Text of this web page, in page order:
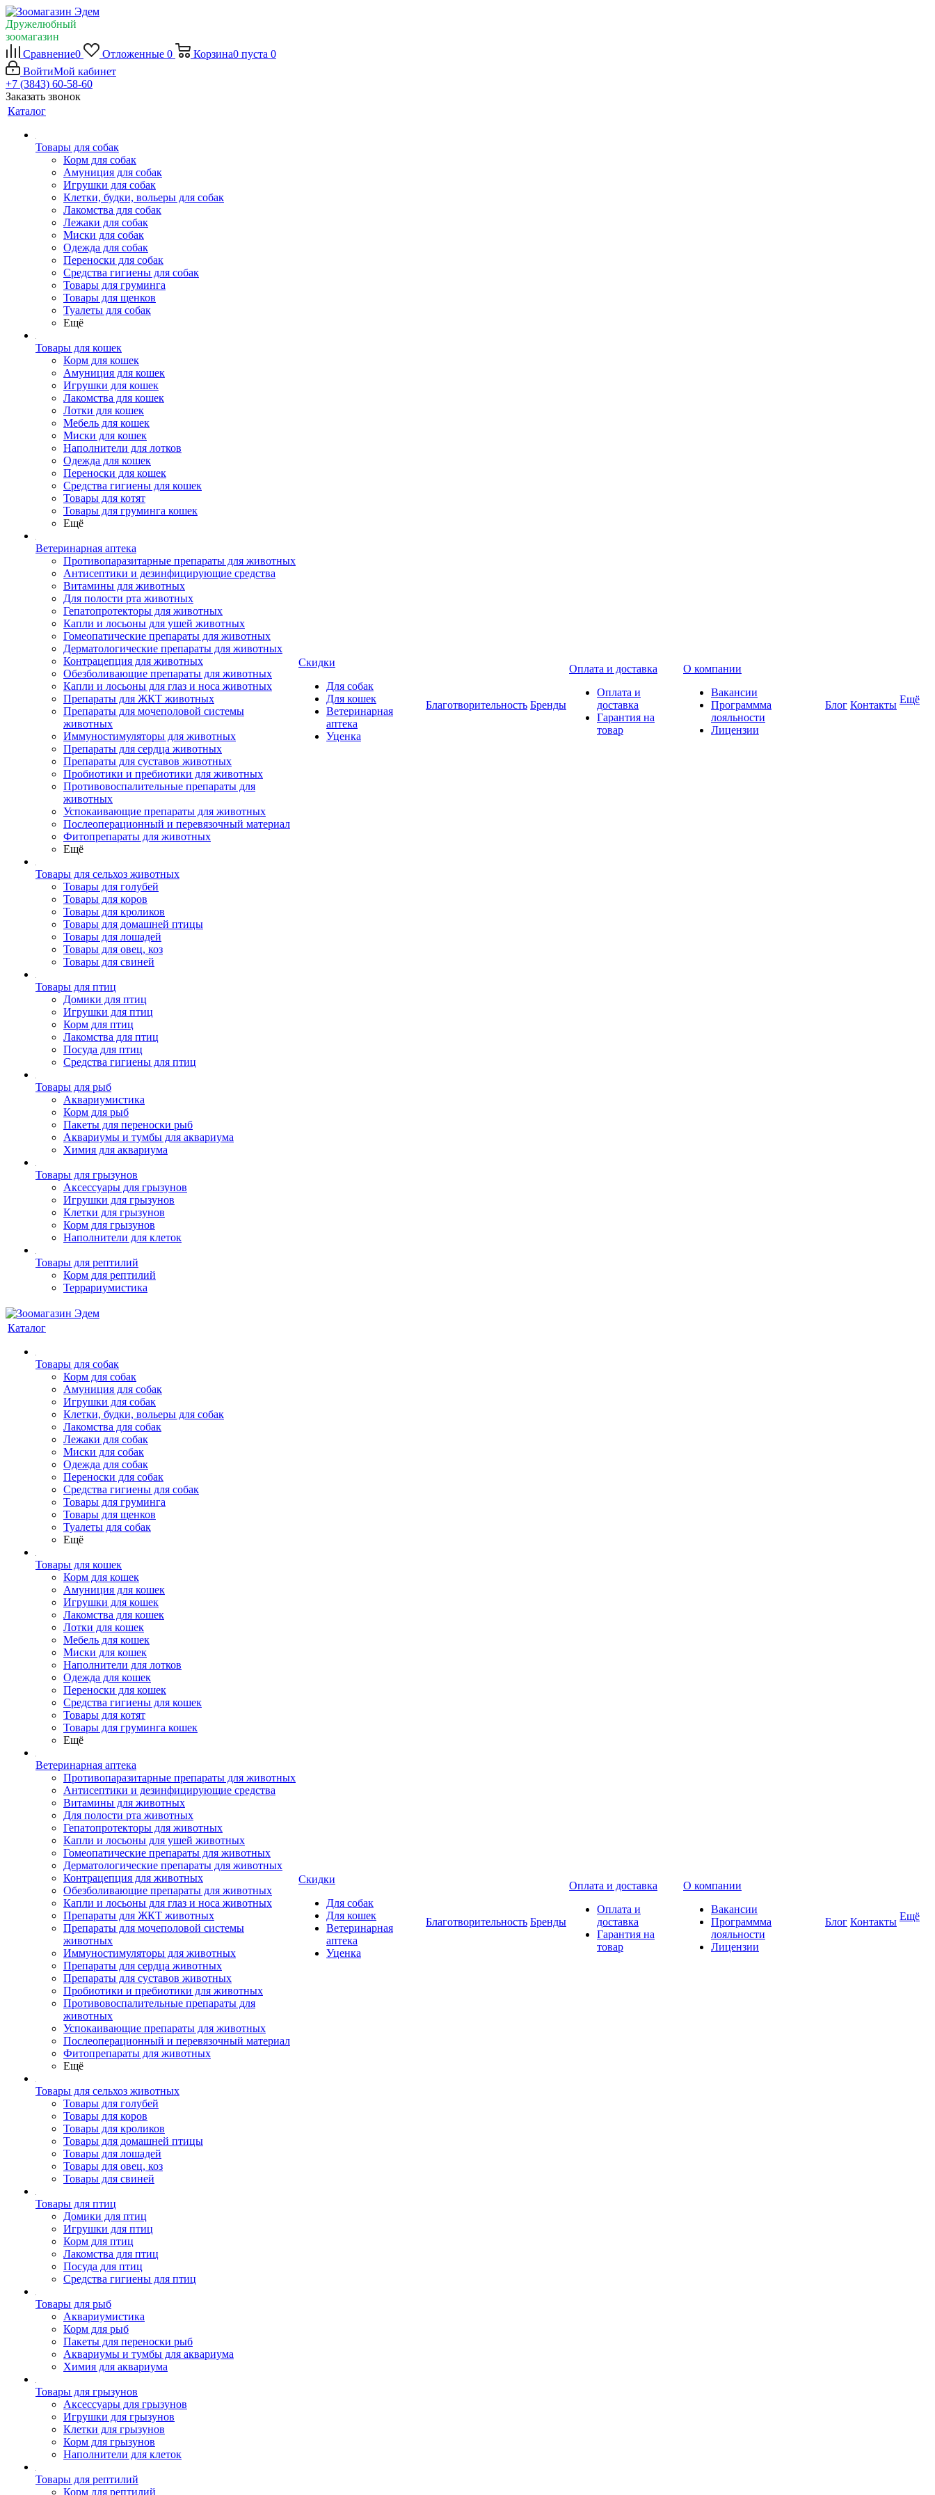
Дружелюбный
зоомагазин
Сравнение0 Отложенные 0 Корзина0 пуста 0
ВойтиМой кабинет
+7 (3843) 60-58-60
Заказать звонок
Каталог
Товары для собак
Корм для собак
Амуниция для собак
Игрушки для собак
Клетки, будки, вольеры для собак
Лакомства для собак
Лежаки для собак
Миски для собак
Одежда для собак
Переноски для собак
Средства гигиены для собак
Товары для груминга
Товары для щенков
Туалеты для собак
Ещё
Товары для кошек
Корм для кошек
Амуниция для кошек
Игрушки для кошек
Лакомства для кошек
Лотки для кошек
Мебель для кошек
Миски для кошек
Наполнители для лотков
Одежда для кошек
Переноски для кошек
Средства гигиены для кошек
Товары для котят
Товары для груминга кошек
Ещё
Ветеринарная аптека
Противопаразитарные препараты для животных
Антисептики и дезинфицирующие средства
Витамины для животных
Для полости рта животных
Гепатопротекторы для животных
Капли и лосьоны для ушей животных
Гомеопатические препараты для животных
Дерматологические препараты для животных
Контрацепция для животных
Обезболивающие препараты для животных
Капли и лосьоны для глаз и носа животных
Препараты для ЖКТ животных
Препараты для мочеполовой системы
животных
Иммуностимуляторы для животных
Препараты для сердца животных
Препараты для суставов животных
Пробиотики и пребиотики для животных
Противовоспалительные препараты для
животных
Успокаивающие препараты для животных
Послеоперационный и перевязочный материал
Фитопрепараты для животных
Ещё
Товары для сельхоз животных
Товары для голубей
Товары для коров
Товары для кроликов
Товары для домашней птицы
Товары для лошадей
Товары для овец, коз
Товары для свиней
Товары для птиц
Домики для птиц
Игрушки для птиц
Корм для птиц
Лакомства для птиц
Посуда для птиц
Средства гигиены для птиц
Товары для рыб
Аквариумистика
Корм для рыб
Пакеты для переноски рыб
Аквариумы и тумбы для аквариума
Химия для аквариума
Товары для грызунов
Аксессуары для грызунов
Игрушки для грызунов
Клетки для грызунов
Корм для грызунов
Наполнители для клеток
Товары для рептилий
Корм для рептилий
Террариумистика
Скидки
Для собак
Для кошек
Ветеринарная
аптека
Уценка
Благотворительность Бренды
Оплата и доставка
Оплата и
доставка
Гарантия на
товар
О компании
Вакансии
Программма
лояльности
Лицензии
Блог Контакты Ещё
Каталог
Товары для собак
Корм для собак
Амуниция для собак
Игрушки для собак
Клетки, будки, вольеры для собак
Лакомства для собак
Лежаки для собак
Миски для собак
Одежда для собак
Переноски для собак
Средства гигиены для собак
Товары для груминга
Товары для щенков
Туалеты для собак
Ещё
Товары для кошек
Корм для кошек
Амуниция для кошек
Игрушки для кошек
Лакомства для кошек
Лотки для кошек
Мебель для кошек
Миски для кошек
Наполнители для лотков
Одежда для кошек
Переноски для кошек
Средства гигиены для кошек
Товары для котят
Товары для груминга кошек
Ещё
Ветеринарная аптека
Противопаразитарные препараты для животных
Антисептики и дезинфицирующие средства
Витамины для животных
Для полости рта животных
Гепатопротекторы для животных
Капли и лосьоны для ушей животных
Гомеопатические препараты для животных
Дерматологические препараты для животных
Контрацепция для животных
Обезболивающие препараты для животных
Капли и лосьоны для глаз и носа животных
Препараты для ЖКТ животных
Препараты для мочеполовой системы
животных
Иммуностимуляторы для животных
Препараты для сердца животных
Препараты для суставов животных
Пробиотики и пребиотики для животных
Противовоспалительные препараты для
животных
Успокаивающие препараты для животных
Послеоперационный и перевязочный материал
Фитопрепараты для животных
Ещё
Товары для сельхоз животных
Товары для голубей
Товары для коров
Товары для кроликов
Товары для домашней птицы
Товары для лошадей
Товары для овец, коз
Товары для свиней
Товары для птиц
Домики для птиц
Игрушки для птиц
Корм для птиц
Лакомства для птиц
Посуда для птиц
Средства гигиены для птиц
Товары для рыб
Аквариумистика
Корм для рыб
Пакеты для переноски рыб
Аквариумы и тумбы для аквариума
Химия для аквариума
Товары для грызунов
Аксессуары для грызунов
Игрушки для грызунов
Клетки для грызунов
Корм для грызунов
Наполнители для клеток
Товары для рептилий
Корм для рептилий
Скидки
Для собак
Для кошек
Ветеринарная
аптека
Уценка
Благотворительность Бренды
Оплата и доставка
Оплата и
доставка
Гарантия на
товар
О компании
Вакансии
Программма
лояльности
Лицензии
Блог Контакты Ещё